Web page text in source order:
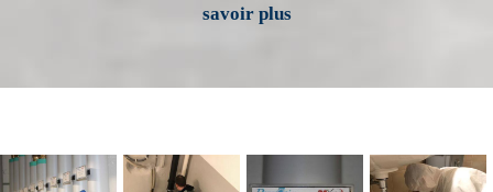
savoir plus